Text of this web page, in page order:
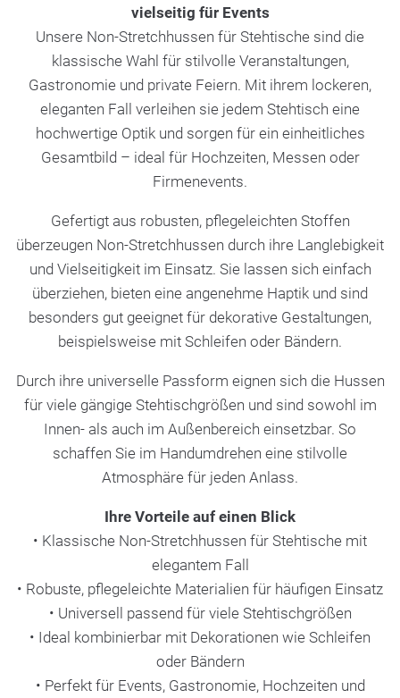
vielseitig für Events
Unsere Non-Stretchhussen für Stehtische sind die
klassische Wahl für stilvolle Veranstaltungen,
Gastronomie und private Feiern. Mit ihrem lockeren,
eleganten Fall verleihen sie jedem Stehtisch eine
hochwertige Optik und sorgen für ein einheitliches
Gesamtbild – ideal für Hochzeiten, Messen oder
Firmenevents.
Gefertigt aus robusten, pflegeleichten Stoffen
überzeugen Non-Stretchhussen durch ihre Langlebigkeit
und Vielseitigkeit im Einsatz. Sie lassen sich einfach
überziehen, bieten eine angenehme Haptik und sind
besonders gut geeignet für dekorative Gestaltungen,
beispielsweise mit Schleifen oder Bändern.
Durch ihre universelle Passform eignen sich die Hussen
für viele gängige Stehtischgrößen und sind sowohl im
Innen- als auch im Außenbereich einsetzbar. So
schaffen Sie im Handumdrehen eine stilvolle
Atmosphäre für jeden Anlass.
Ihre Vorteile auf einen Blick
• Klassische Non-Stretchhussen für Stehtische mit
elegantem Fall
• Robuste, pflegeleichte Materialien für häufigen Einsatz
• Universell passend für viele Stehtischgrößen
• Ideal kombinierbar mit Dekorationen wie Schleifen
oder Bändern
• Perfekt für Events, Gastronomie, Hochzeiten und